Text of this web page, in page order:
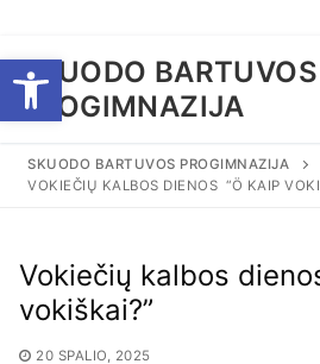
Open toolbar
prie
turinio
SKUODO BARTUVOS
PROGIMNAZIJA
SKUODO BARTUVOS PROGIMNAZIJA
VOKIEČIŲ KALBOS DIENOS “Ö KAIP
Vokiečių kalbos
vokiškai?”
20 SPALIO, 2025